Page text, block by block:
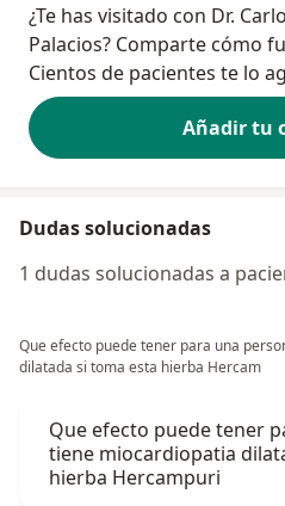
¿Te has visitado con Dr.
Palacios? Comparte cómo
Cientos de pacientes te lo
Añadir tu
Dudas solucionadas
1 dudas solucionadas a
Que efecto puede tener para una
dilatada si toma esta hierba Hercam
Que efecto puede tener
tiene miocardiopatia
hierba Hercampuri